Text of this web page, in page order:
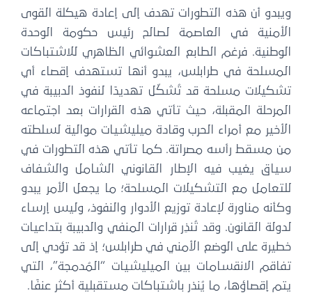
ويبدو أن هذه التطورات تهدف إلى إعادة هيكلة القوى
الأمنية في العاصمة لصالح رئيس حكومة الوحدة
الوطنية. فرغم الطابع العشوائي الظاهري للاشتباكات
المسلحة في طرابلس، يبدو أنها تستهدف إقصاء أي
تشكيلات مسلحة قد تُشكّل تهديدًا لنفوذ الدبيبة في
المرحلة المقبلة، حيث تأتي هذه القرارات بعد اجتماعه
الأخير مع أمراء الحرب وقادة ميليشيات موالية لسلطته
من مسقط رأسه مصراتة. كما تأتي هذه التطورات في
سياق يغيب فيه الإطار القانوني الشامل والشفاف
للتعامل مع التشكيلات المسلحة؛ ما يجعل الأمر يبدو
وكأنه مناورة لإعادة توزيع الأدوار والنفوذ، وليس إرساء
لدولة القانون. وقد تُنذِر قرارات المنفي والدبيبة بتداعيات
خطيرة على الوضع الأمني في طرابلس؛ إذ قد تؤدي إلى
تفاقم الانقسامات بين الميليشيات “المُدمجة”، التي
يتم إقصاؤها، ما يُنذر باشتباكات مستقبلية أكثر عنفًا.